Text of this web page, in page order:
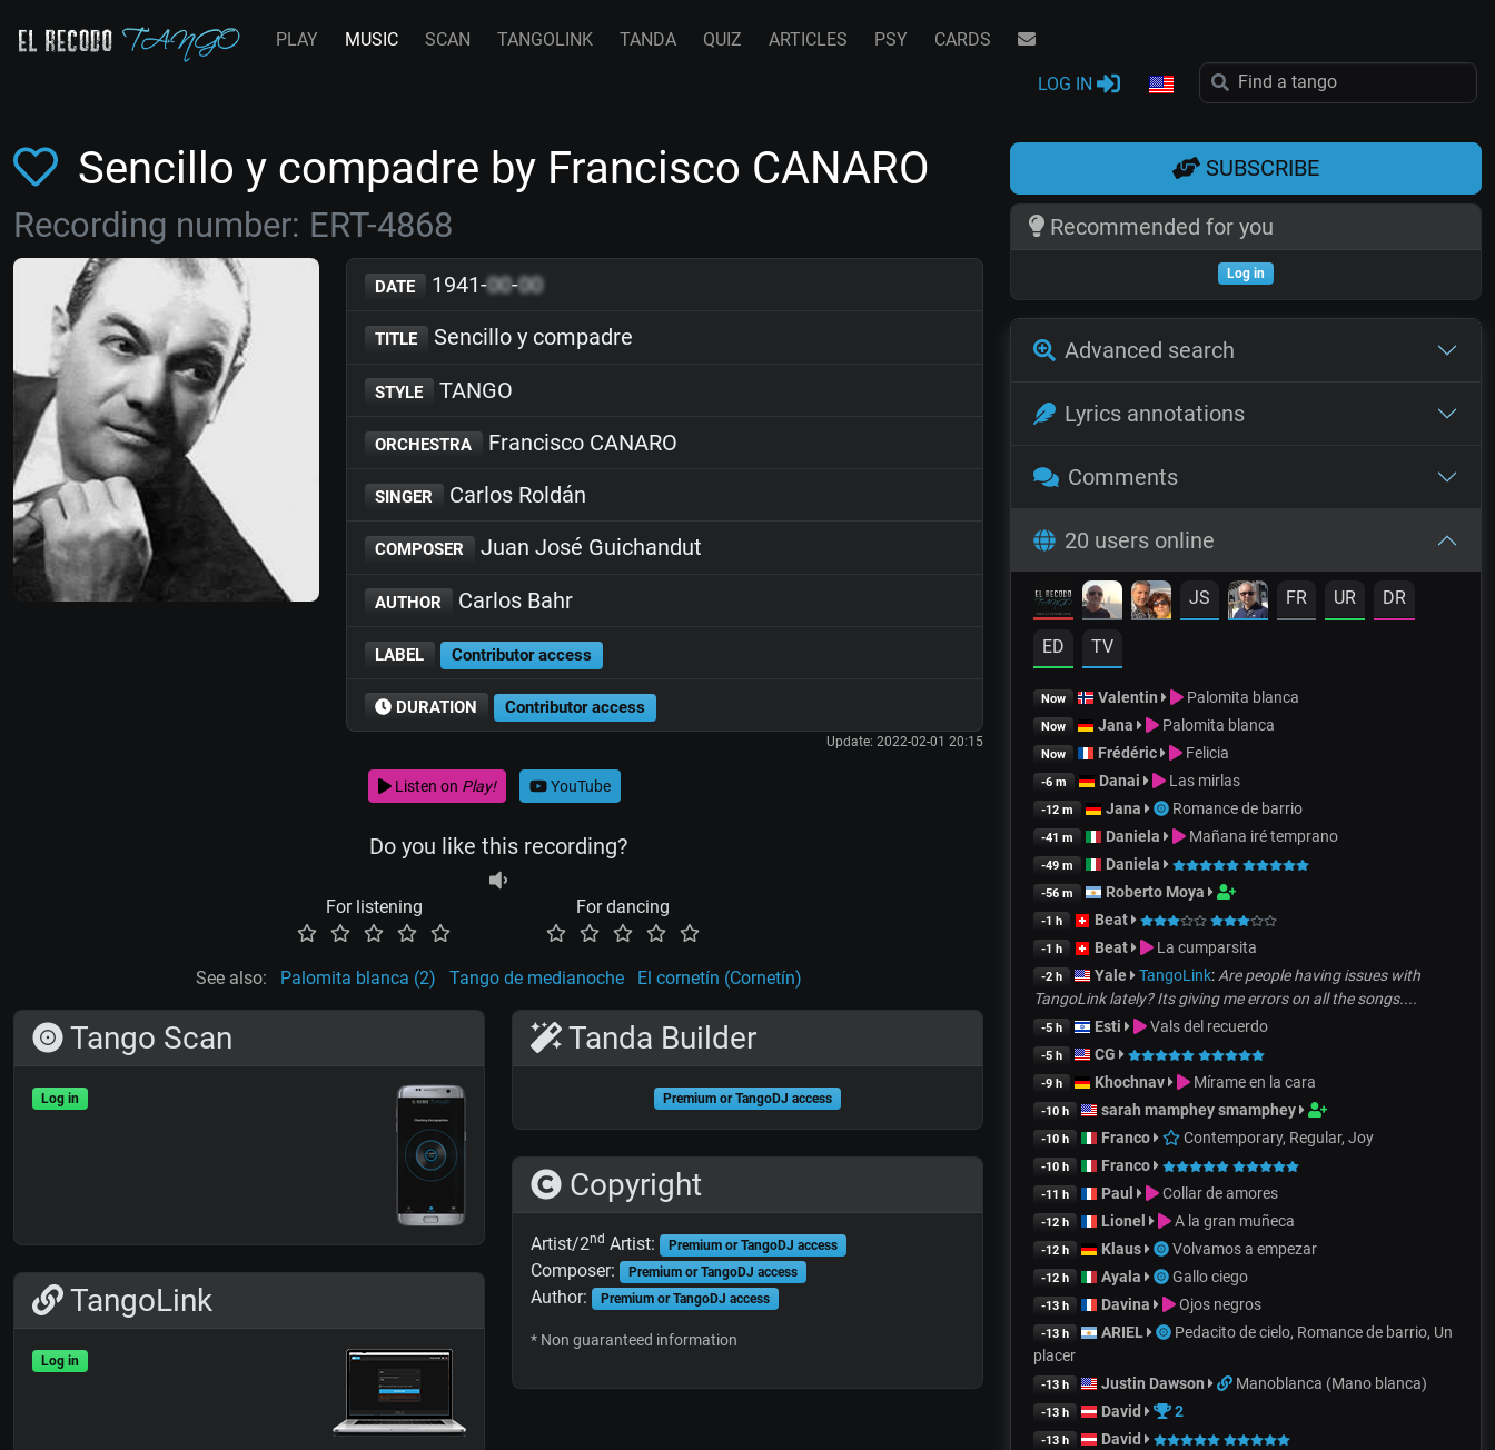
PLAY MUSIC SCAN TANGOLINK TANDA QUIZ ARTICLES PSY CARDS
LOG IN
Sencillo y compadre by Francisco CANARO
Recording number: ERT-4868
DATE 1941-00-00
TITLE Sencillo y compadre
STYLE TANGO
ORCHESTRA Francisco CANARO
SINGER Carlos Roldán
COMPOSER Juan José Guichandut
AUTHOR Carlos Bahr
LABEL Contributor access
DURATION Contributor access
Update: 2022-02-01 20:15
Listen on Play! YouTube
Do you like this recording?
For listening For dancing
See also: Palomita blanca (2) Tango de medianoche El cornetín (Cornetín)
Tango Scan
Log in
TangoLink
Log in
Tanda Builder
Premium or TangoDJ access
Copyright
Artist/2nd Artist: Premium or TangoDJ access
Composer: Premium or TangoDJ access
Author: Premium or TangoDJ access
* Non guaranteed information
SUBSCRIBE
Recommended for you
Log in
Advanced search
Lyrics annotations
Comments
20 users online
JS FR UR DR
ED TV
Now Valentin Palomita blanca
Now Jana Palomita blanca
Now Frédéric Felicia
-6 m Danai Las mirlas
-12 m Jana Romance de barrio
-41 m Daniela Mañana iré temprano
-49 m Daniela
-56 m Roberto Moya
-1 h Beat
-1 h Beat La cumparsita
-2 h Yale TangoLink: Are people having issues with
TangoLink lately? Its giving me errors on all the songs....
-5 h Esti Vals del recuerdo
-5 h CG
-9 h Khochnav Mírame en la cara
-10 h sarah mamphey smamphey
-10 h Franco Contemporary, Regular, Joy
-10 h Franco
-11 h Paul Collar de amores
-12 h Lionel A la gran muñeca
-12 h Klaus Volvamos a empezar
-12 h Ayala Gallo ciego
-13 h Davina Ojos negros
-13 h ARIEL
Pedacito de cielo, Romance de barrio, Un
placer
-13 h Justin Dawson Manoblanca (Mano blanca)
-13 h David 2
-13 h David